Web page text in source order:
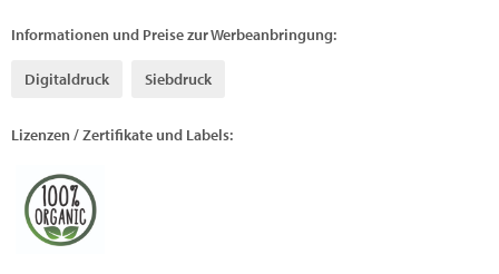
Informationen und Preise zur Werbeanbringung:
Digitaldruck Siebdruck
Lizenzen / Zertifikate und Labels: